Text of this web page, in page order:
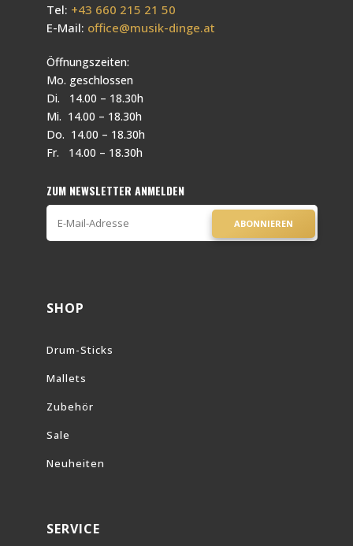
Tel: +43 660 215 21 50
E-Mail: office@musik-dinge.at
Öffnungszeiten:
Mo. geschlossen
Di. 14.00 – 18.30h
Mi. 14.00 – 18.30h
Do. 14.00 – 18.30h
Fr. 14.00 – 18.30h
ZUM NEWSLETTER ANMELDEN
ABONNIEREN
SHOP
Drum-Sticks
Mallets
Zubehör
Sale
Neuheiten
SERVICE